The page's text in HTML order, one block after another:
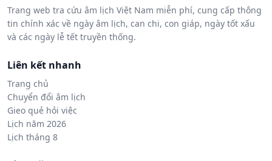
Trang web tra cứu âm lịch Việt Nam miễn phí, cung cấp thông
tin chính xác về ngày âm lịch, can chi, con giáp, ngày tốt xấu
và các ngày lễ tết truyền thống.
Liên kết nhanh
Trang chủ
Chuyển đổi âm lịch
Gieo quẻ hỏi việc
Lịch năm 2026
Lịch tháng 8